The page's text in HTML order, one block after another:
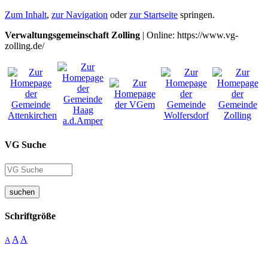
Zum Inhalt, zur Navigation oderzur Startseite springen.
Verwaltungsgemeinschaft Zolling | Online: https://www.vg-
zolling.de/
VG Suche
suchen
Schriftgröße
A A A